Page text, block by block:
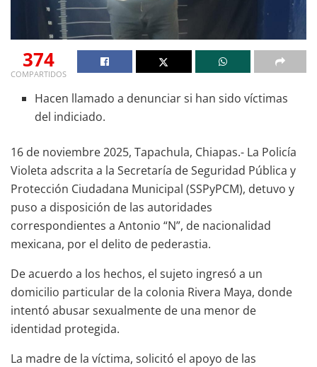
374
COMPARTIDOS
Hacen llamado a denunciar si han sido víctimas
del indiciado.
16 de noviembre 2025, Tapachula, Chiapas.- La Policía
Violeta adscrita a la Secretaría de Seguridad Pública y
Protección Ciudadana Municipal (SSPyPCM), detuvo y
puso a disposición de las autoridades
correspondientes a Antonio “N”, de nacionalidad
mexicana, por el delito de pederastia.
De acuerdo a los hechos, el sujeto ingresó a un
domicilio particular de la colonia Rivera Maya, donde
intentó abusar sexualmente de una menor de
identidad protegida.
La madre de la víctima, solicitó el apoyo de las